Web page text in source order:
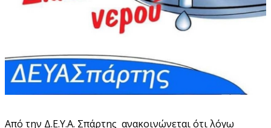
Από την Δ.Ε.Υ.Α. Σπάρτης ανακοινώνεται ότι λόγω